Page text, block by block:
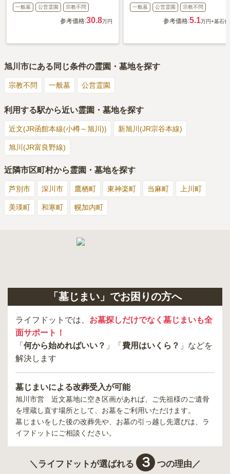
一般墓 公営霊園 宗教不問
参考価格:30.8万円
一般墓 公営霊園 宗教不問
参考価格:5.1万円+墓石代
旭川市にある同じ条件の霊園・墓地を探す
宗教不問 一般墓 公営霊園
利用する駅から近い霊園・墓地を探す
近文(JR函館本線(小樽～旭川)) 新旭川(JR宗谷本線)
旭川(JR富良野線)
近隣市区町村から霊園・墓地を探す
芦別市 深川市 鷹栖町 東神楽町 当麻町 上川町
美瑛町 和寒町 幌加内町
「墓じまい」でお困りの方へ
ライフドットでは、 お墓探しだけでなく墓じまいも全
面サポート！
「 何から始めればいい？ 」「 費用はいくら？ 」などを
解決します
墓じまいによる改葬受入が可能
旭川市営 近文墓地に空き区画があれば、ご先祖様のご遺骨
を埋蔵し直す場所として、お墓をご利用いただけます。
墓じまいをした後の改葬先や、お墓の引っ越し先選びは、ラ
イフドットにご相談ください。
＼ライフドットが選ばれる ３ つの理由／